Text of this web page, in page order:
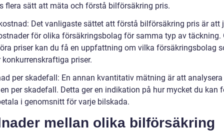
flera sätt att mäta och förstå bilförsäkring pris.
Det vanligaste sättet att förstå bilförsäkring pris är att
för olika försäkringsbolag för samma typ av täckning.
priser kan du få en uppfattning om vilka försäkringsbolag
konkurrenskraftiga priser.
per skadefall: En annan kvantitativ mätning är att analysera
per skadefall. Detta ger en indikation på hur mycket du kan
i genomsnitt för varje bilskada.
mellan olika bilförsäkring